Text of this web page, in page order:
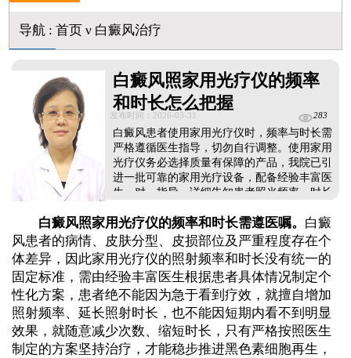
导航: 首页ν 白癜风治疗
白癜风照家用光疗仪的频率
和时长怎么把握
发布时间：2026-03-31 283
白癜风患者使用家用光疗仪时，频率与时长需
严格遵循医生指导，切勿自行调整。使用家用
光疗仪务必选择质量有保障的产品，我院已引
进一批可靠的家用光疗设备，配备经验丰富医
生一对一指导，详细告知患者照光频率、时长
患者需严格遵医嘱坚持治疗，不可随意增减照
射次数或时长，避免影响治疗效果或损伤皮
肤。同时，照光后需做好护理，减少皮肤刺
激，助力皮损恢复。...
白癜风照家用光疗仪的频率和时长需遵医嘱。 白癜
风患者的病情、皮肤分型、皮损部位及严重程度存在个
体差异，因此家用光疗仪的照射频率和时长没有统一的
固定标准，需由经验丰富医生根据患者具体情况制定个
性化方案，患者绝不能因为急于看到疗效，就擅自增加
照射频率、延长照射时长，也不能因短期内看不到明显
效果，就随意减少次数、缩短时长，只有严格按照医生
制定的方案坚持治疗，才能稳步推进黑色素细胞再生，